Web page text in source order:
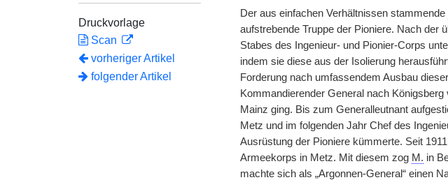
Druckvorlage
Scan
vorheriger Artikel
folgender Artikel
Der aus einfachen Verhältnissen stammende
aufstrebende Truppe der Pioniere. Nach der
Stabes des Ingenieur- und Pionier-Corps
indem sie diese aus der Isolierung
Forderung nach umfassendem Ausbau
Kommandierender General nach
Mainz ging. Bis zum Generalleutnant
Metz und im folgenden Jahr Chef des
Ausrüstung der Pioniere kümmerte. Seit
Armeekorps in Metz. Mit diesem zog M. in
machte sich als „Argonnen-General“ einen